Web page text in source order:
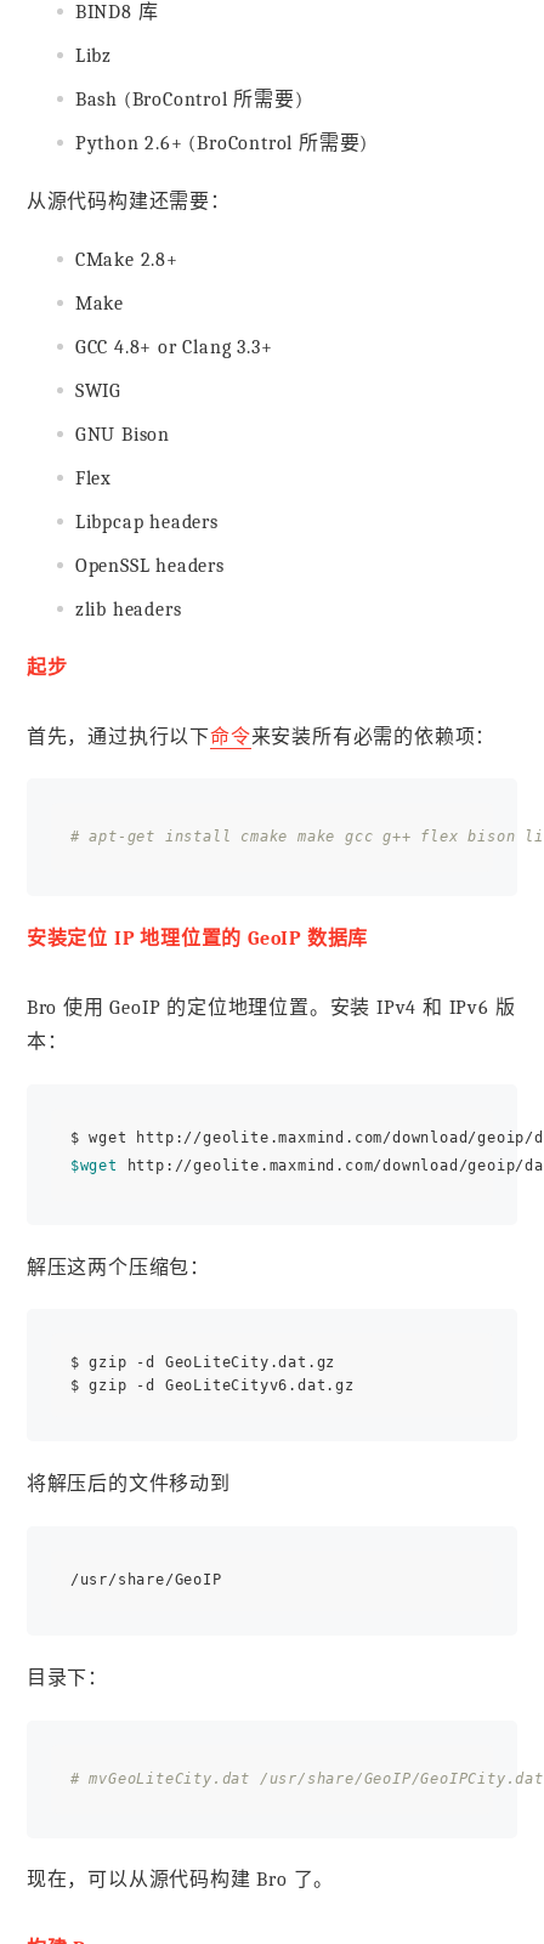
BIND8 库
Libz
Bash (BroControl 所需要)
Python 2.6+ (BroControl 所需要)
从源代码构建还需要：
CMake 2.8+
Make
GCC 4.8+ or Clang 3.3+
SWIG
GNU Bison
Flex
Libpcap headers
OpenSSL headers
zlib headers
起步
首先，通过执行以下命令来安装所有必需的依赖项：
# apt-get install cmake make gcc g++ flex bison
安装定位 IP 地理位置的 GeoIP 数据库
Bro 使用 GeoIP 的定位地理位置。安装 IPv4 和 IPv6 版
本：
$wget
解压这两个压缩包：
$ gzip -d GeoLiteCity.dat.gz
将解压后的文件移动到
目录下：
# mvGeoLiteCity.dat /usr/share/GeoIP/GeoIPCity.dat
现在，可以从源代码构建 Bro 了。